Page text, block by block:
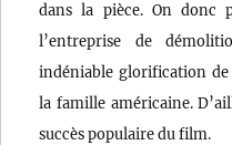
dans la pièce. On donc
l’entreprise de
indéniable glorification de
la famille américaine.
succès populaire du film.